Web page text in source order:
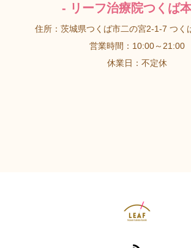
- リーフ治療院つくば
住所：茨城県つくば市二の宮2-1-7 つく
営業時間：10:00～21:00
休業日：不定休